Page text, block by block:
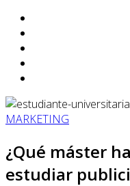
MARKETING
¿Qué máster
estudiar